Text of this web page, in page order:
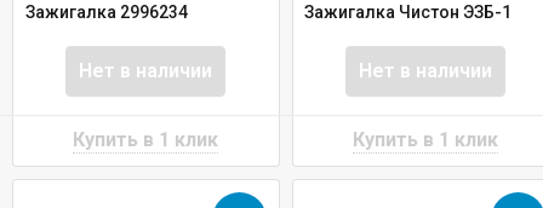
Зажигалка 2996234
Нет в наличии
Зажигалка Чистон ЭЗБ-1
Нет в наличии